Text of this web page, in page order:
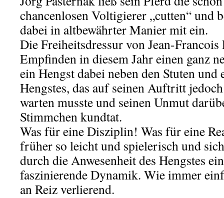
chancenlosen Voltigierer „cutten“ und
dabei in altbewährter Manier mit ein.
Die Freiheitsdressur von Jean-
Empfinden in diesem Jahr einen ganz
ein Hengst dabei neben den Stuten und
Hengstes, das auf seinen Auftritt
warten musste und seinen Unmut
Stimmchen kundtat.
Was für eine Disziplin! Was für eine
früher so leicht und spielerisch und
durch die Anwesenheit des Hengstes
faszinierende Dynamik. Wie immer
an Reiz verlierend.